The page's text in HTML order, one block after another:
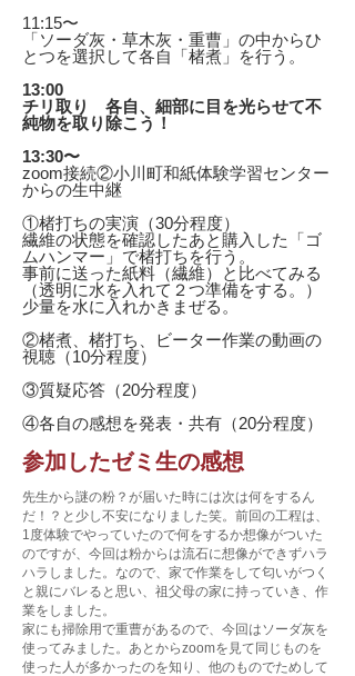
11:15〜
「ソーダ灰・草木灰・重曹」の中からひ
とつを選択して各自「楮煮」を行う。
13:00
チリ取り 各自、細部に目を光らせて不
純物を取り除こう！
13:30〜
zoom接続②小川町和紙体験学習センター
からの生中継
①楮打ちの実演（30分程度）
繊維の状態を確認したあと購入した「ゴ
ムハンマー」で楮打ちを行う。
事前に送った紙料（繊維）と比べてみる
（透明に水を入れて２つ準備をする。）
少量を水に入れかきまぜる。
②楮煮、楮打ち、ビーター作業の動画の
視聴（10分程度）
③質疑応答（20分程度）
④各自の感想を発表・共有（20分程度）
​参加したゼミ生の感想
先生から謎の粉？が届いた時には次は何をするん
だ！？と少し不安になりました笑。前回の工程は、
1度体験でやっていたので何をするか想像がついた
のですが、今回は粉からは流石に想像ができずハラ
ハラしました。なので、家で作業をして匂いがつく
と親にバレると思い、祖父母の家に持っていき、作
業をしました。
家にも掃除用で重曹があるので、今回はソーダ灰を
使ってみました。あとからzoomを見て同じものを
使った人が多かったのを知り、他のものでためして